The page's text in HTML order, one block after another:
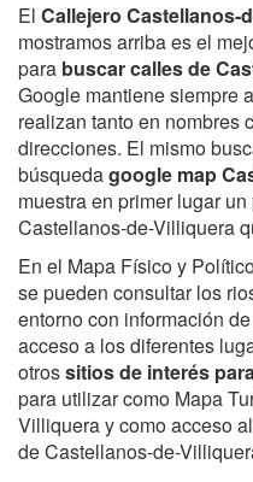
El Callejero Castellanos-
mostramos arriba es el
para buscar calles de
Google mantiene siempre
realizan tanto en nombres
direcciones. El mismo
búsquedagoogle map
muestra en primer lugar
Castellanos-de-Villiquera
En el Mapa Físico y
se pueden consultar los
entorno con información
acceso a los diferentes
otrossitios de interés
para utilizar como Mapa
Villiquera y como acceso
de Castellanos-de-